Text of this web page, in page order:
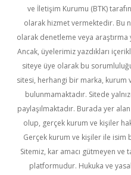
ve İletişim Kurumu (BTK)
olarak hizmet vermektedir. Bu
olarak denetleme veya
Ancak, üyelerimiz yazdıkları
siteye üye olarak bu
sitesi, herhangi bir marka, kurum
bulunmamaktadır. Sitede
paylaşılmaktadır. Burada yer
olup, gerçek kurum ve kişiler
Gerçek kurum ve kişiler ile
Sitemiz, kar amacı gütmeyen
platformudur. Hukuka ve